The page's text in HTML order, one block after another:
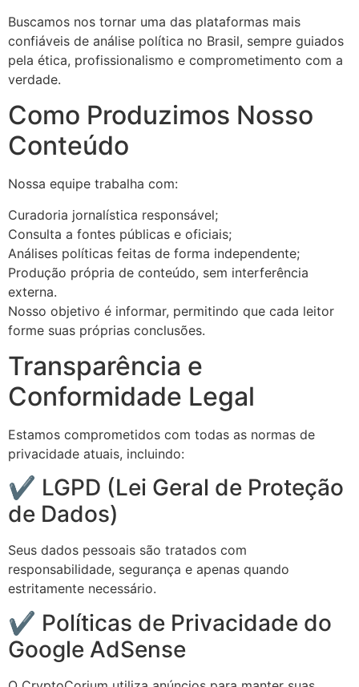
Buscamos nos tornar uma das plataformas mais
confiáveis de análise política no Brasil, sempre guiados
pela ética, profissionalismo e comprometimento com a
verdade.
Como Produzimos Nosso
Conteúdo
Nossa equipe trabalha com:
Curadoria jornalística responsável;
Consulta a fontes públicas e oficiais;
Análises políticas feitas de forma independente;
Produção própria de conteúdo, sem interferência
externa.
Nosso objetivo é informar, permitindo que cada leitor
forme suas próprias conclusões.
Transparência e
Conformidade Legal
Estamos comprometidos com todas as normas de
privacidade atuais, incluindo:
✔ LGPD (Lei Geral de Proteção
de Dados)
Seus dados pessoais são tratados com
responsabilidade, segurança e apenas quando
estritamente necessário.
✔ Políticas de Privacidade do
Google AdSense